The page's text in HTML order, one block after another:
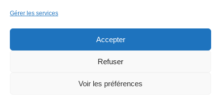
Gérer les services
Accepter
Refuser
Voir les préférences
FRANÇAIS